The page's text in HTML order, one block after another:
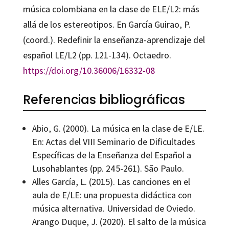
música colombiana en la clase de ELE/L2: más
allá de los estereotipos. En García Guirao, P.
(coord.). Redefinir la enseñanza-aprendizaje del
español LE/L2 (pp. 121-134). Octaedro.
https://doi.org/10.36006/16332-08
Referencias bibliográficas
Abio, G. (2000). La música en la clase de E/LE.
En: Actas del VIII Seminario de Dificultades
Específicas de la Enseñanza del Español a
Lusohablantes (pp. 245-261). São Paulo.
Alles García, L. (2015). Las canciones en el
aula de E/LE: una propuesta didáctica con
música alternativa. Universidad de Oviedo.
Arango Duque, J. (2020). El salto de la música